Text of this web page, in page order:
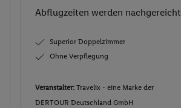
Abflugzeiten werden nachgereicht
Superior Doppelzimmer
Ohne Verpflegung
Veranstalter: Travelix - eine Marke der
DERTOUR Deutschland GmbH